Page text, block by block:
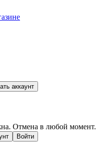
аккаунт
Отмена в любой момент.
Войти